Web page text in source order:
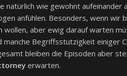
wie gewohnt aufeinander
anfühlen. Besonders, wenn wir
wollen, aber ewig darauf warten
Begriffsstutzigkeit einiger
bleiben die Episoden aber
erwarten.